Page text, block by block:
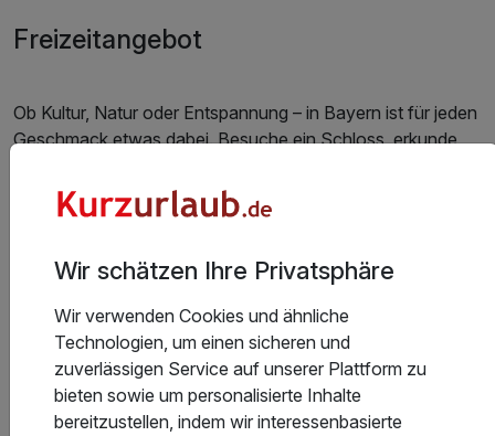
Freizeitangebot
Ob Kultur, Natur oder Entspannung – in Bayern ist für jeden
Geschmack etwas dabei. Besuche ein Schloss, erkunde
traditionellem Flair. Viele Hotels bieten Arrangements, die
Erlebnisse wie geführte Wanderungen oder Eintrittskarten
Therme in Bad Füssing) beinhalten. Auch Stadtpläne gibt
eigene Faust unsicher machen kannst.
Weitere Extras
Wir schätzen Ihre Privatsphäre
Wir verwenden Cookies und ähnliche
Technologien, um einen sicheren und
zuverlässigen Service auf unserer Plattform zu
bieten sowie um personalisierte Inhalte
bereitzustellen, indem wir interessenbasierte